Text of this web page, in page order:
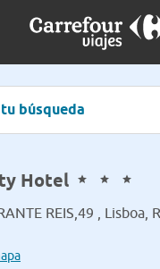
búsqueda
Hotel
REIS,49 , Lisboa,